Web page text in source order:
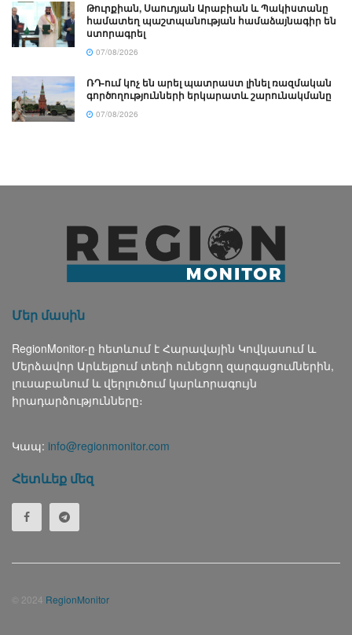
Թուրքիան, Սաուդյան Արաբիան և Պակիստանը
համատեղ պաշտպանության համաձայնագիր են
ստորագրել
07/08/2026
ՌԴ-ում կոչ են արել պատրաստ լինել ռազմական
գործողությունների երկարատև շարունակմանը
07/08/2026
Մեր մասին
RegionMonitor-ը հետևում է Հարավային Կովկասում և
Մերձավոր Արևելքում տեղի ունեցող զարգացումներին,
լուսաբանում և վերլուծում կարևորագույն
իրադարձությունները։
Կապ: info@regionmonitor.com
Հետևեք մեզ
© 2024 RegionMonitor